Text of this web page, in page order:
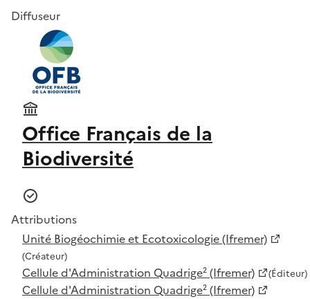
Diffuseur
Office Français de la
Biodiversité
Attributions
Unité Biogéochimie et Ecotoxicologie (Ifremer)
(Créateur)
Cellule d'Administration Quadrige² (Ifremer) (Éditeur)
Cellule d'Administration Quadrige² (Ifremer)